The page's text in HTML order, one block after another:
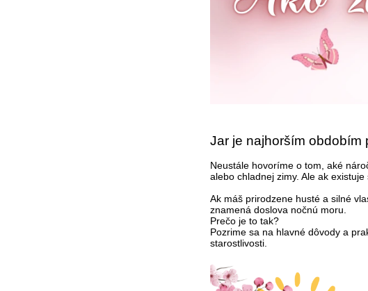
Jar je najhorším obdobím
Neustále hovoríme o tom, aké
alebo chladnej zimy. Ale ak
Ak máš prirodzene husté a silné
znamená doslova nočnú moru.
Prečo je to tak?
Pozrime sa na hlavné dôvody a
starostlivosti.